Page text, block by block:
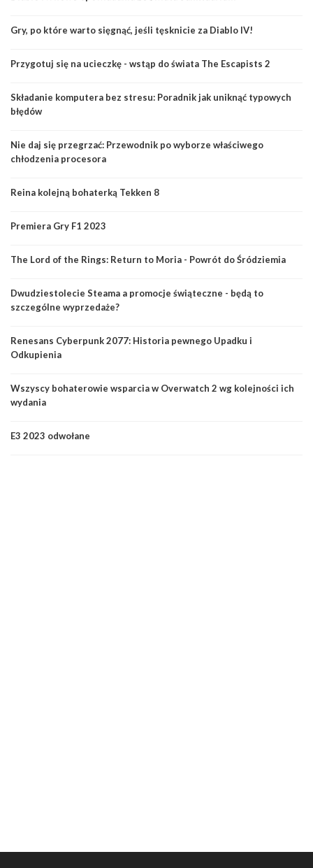
Gry, po które warto sięgnąć, jeśli tęsknicie za Diablo IV!
Przygotuj się na ucieczkę - wstąp do świata The Escapists 2
Składanie komputera bez stresu: Poradnik jak uniknąć typowych
błędów
Nie daj się przegrzać: Przewodnik po wyborze właściwego
chłodzenia procesora
Reina kolejną bohaterką Tekken 8
Premiera Gry F1 2023
The Lord of the Rings: Return to Moria - Powrót do Śródziemia
Dwudziestolecie Steama a promocje świąteczne - będą to
szczególne wyprzedaże?
Renesans Cyberpunk 2077: Historia pewnego Upadku i
Odkupienia
Wszyscy bohaterowie wsparcia w Overwatch 2 wg kolejności ich
wydania
E3 2023 odwołane